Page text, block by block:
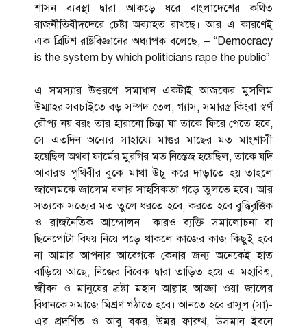
শাসন ব্যবস্থা দ্বারা আকড়ে ধরে বাংলাদেশের কথিত
রাজনীতিবীদদেরে চেষ্টা অব্যাহত রাখছে। আর এ কারণেই
এক ব্রিটিশ রাষ্ট্রবিজ্ঞানের অধ্যাপক বলেছে, – “Democracy
is the system by which politicians rape the public”
এ সমস্যার উত্তরণে সমাধান একটাই আজকের মুসলিম
উম্মাহর সবচাইতে বড় সম্পদ তেল, গ্যাস, সমারস্ত্র কিংবা স্বর্ণ
রৌপ্য নয় বরং তার হারানো চিন্তা যা তাকে ফিরে পেতে হবে,
সে এতদিন অন্যের সাহায্যে মাগুর মাছের মত মাংশাসী
হয়েছিল অথবা ফার্মের মুরগির মত নিস্তেজ হয়েছিল, তাকে যদি
আবারও পৃথিবীর বুকে মাথা উচু করে দাড়াতে হয় তাহলে
জালেমকে জালেম বলার সাহসিকতা গড়ে তুলতে হবে। আর
সত্যকে সত্যের মত তুলে ধরতে হবে, করতে হবে বুদ্ধিবৃত্তিক
ও রাজনৈতিক আন্দোলন। কারও ব্যক্তি সমালোচনা বা
ছিনেপোটা বিষয় নিয়ে পড়ে থাকলে কাজের কাজ কিছুই হবে
না আমার আপনার আবেগকে কেনার জন্য অনেকেই হাত
বাড়িয়ে আছে, নিজের বিবেক দ্বারা তাড়িত হয়ে এ মহাবিশ্ব,
জীবন ও মানুষের স্রষ্টা মহান আল্লাহ আজ্জা ওয়া জালের
বিধানকে সমাজে মিশ্রণ গঠাতে হবে। আনতে হবে রাসূল (সা)-
এর প্রদর্শিত ও আবু বকর, উমর ফারুখ, উসমান ইবনে